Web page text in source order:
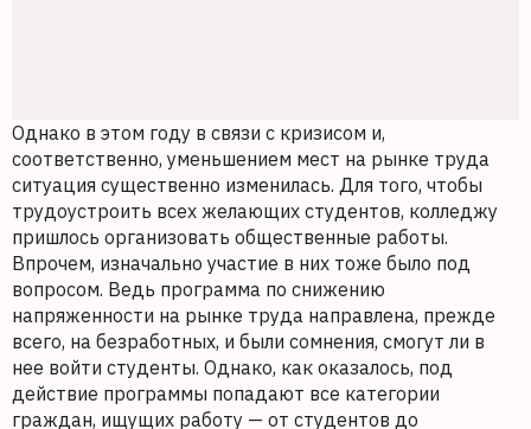
Однако в этом году в связи с кризисом и,
соответственно, уменьшением мест на рынке труда
ситуация существенно изменилась. Для того, чтобы
трудоустроить всех желающих студентов, колледжу
пришлось организовать общественные работы.
Впрочем, изначально участие в них тоже было под
вопросом. Ведь программа по снижению
напряженности на рынке труда направлена, прежде
всего, на безработных, и были сомнения, смогут ли в
нее войти студенты. Однако, как оказалось, под
действие программы попадают все категории
граждан, ищущих работу — от студентов до